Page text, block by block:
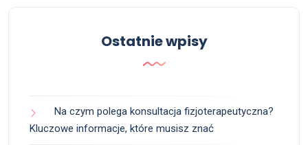
Ostatnie wpisy
Na czym polega konsultacja fizjoterapeutyczna?
Kluczowe informacje, które musisz znać